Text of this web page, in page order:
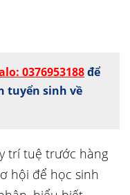
0376953188để
tuyển sinh về
trí tuệ trước hàng
hội để học sinh